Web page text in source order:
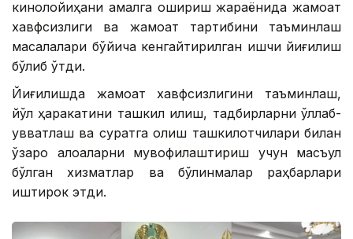
кинолойиҳани амалга ошириш жараёнида жамоат
хавфсизлиги ва жамоат тартибини таъминлаш
масалалари бўйича кенгайтирилган ишчи йиғилиш
бўлиб ўтди.
Йиғилишда жамоат хавфсизлигини таъминлаш,
йўл ҳаракатини ташкил қилиш, тадбирларни қўллаб-
қувватлаш ва суратга олиш ташкилотчилари билан
ўзаро алоқаларни мувофиқлаштириш учун масъул
бўлган хизматлар ва бўлинмалар раҳбарлари
иштирок этди.